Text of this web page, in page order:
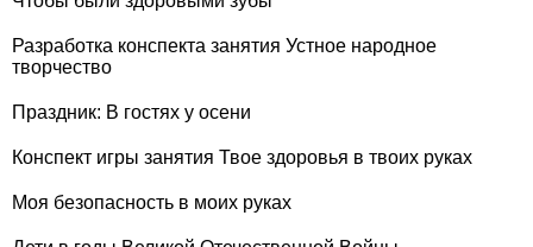
Разработка конспекта занятия Устное народное
творчество
Праздник: В гостях у осени
Конспект игры занятия Твое здоровья в твоих руках
Моя безопасность в моих руках